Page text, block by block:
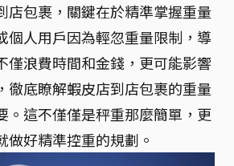
店包裹，關鍵在於精準掌握重量
個人用戶因為輕忽重量限制，導
僅浪費時間和金錢，更可能影響
徹底瞭解蝦皮店到店包裹的重量
。這不僅僅是秤重那麼簡單，更
做好精準控重的規劃。